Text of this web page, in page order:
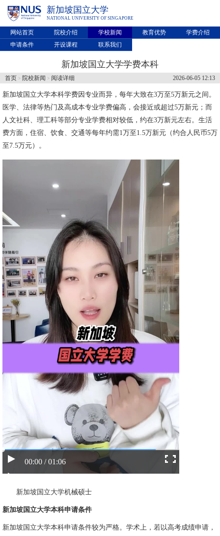
新加坡国立大学
NATIONAL UNIVERSITY OF SINGAPORE
网站首页 院校介绍 学校新闻 教育优势
学费介绍
申请条件
开设课程 联系我们
新加坡国立大学学费本科
2026-06-05 12:13
首页 > 院校新闻 > 阅读详细
新加坡国立大学本科学费因专业而异，每年大致在3万至5万新元之间。
医学、法律等热门及高成本专业学费偏高，会接近或超过5万新元；而
人文社科、理工科等部分专业学费相对较低，约在3万新元左右。生活
费方面，住宿、饮食、交通等每年约需1万至1.5万新元（约合人民币5万
至7.5万元）。
00:00 / 01:06
新加坡国立大学机械硕士
新加坡国立大学本科申请条件
新加坡国立大学本科申请条件较为严格。学术上，若以高考成绩申请，